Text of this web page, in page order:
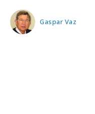
Gaspar Vaz